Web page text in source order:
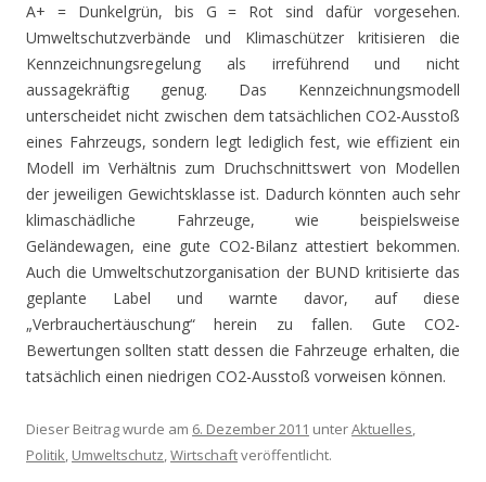
A+ = Dunkelgrün, bis G = Rot sind dafür vorgesehen.
Umweltschutzverbände und Klimaschützer kritisieren die
Kennzeichnungsregelung als irreführend und nicht
aussagekräftig genug. Das Kennzeichnungsmodell
unterscheidet nicht zwischen dem tatsächlichen CO2-Ausstoß
eines Fahrzeugs, sondern legt lediglich fest, wie effizient ein
Modell im Verhältnis zum Druchschnittswert von Modellen
der jeweiligen Gewichtsklasse ist. Dadurch könnten auch sehr
klimaschädliche Fahrzeuge, wie beispielsweise
Geländewagen, eine gute CO2-Bilanz attestiert bekommen.
Auch die Umweltschutzorganisation der BUND kritisierte das
geplante Label und warnte davor, auf diese
„Verbrauchertäuschung“ herein zu fallen. Gute CO2-
Bewertungen sollten statt dessen die Fahrzeuge erhalten, die
tatsächlich einen niedrigen CO2-Ausstoß vorweisen können.
Dieser Beitrag wurde am 6. Dezember 2011 unterAktuelles,
Politik, Umweltschutz,Wirtschaftveröffentlicht.